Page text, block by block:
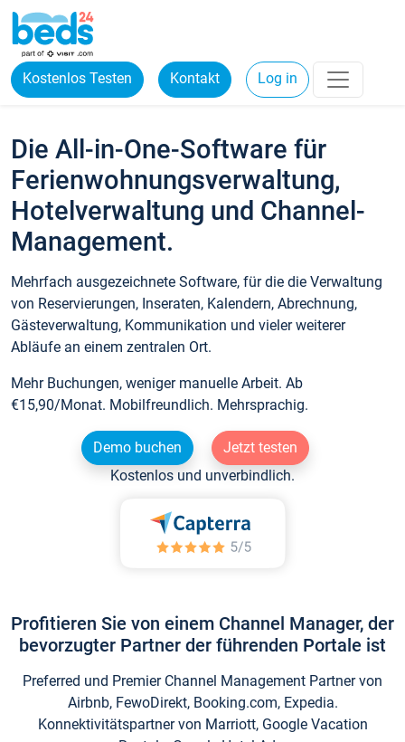
Kostenlos Testen Kontakt Log in
Die All-in-One-Software für
Ferienwohnungsverwaltung,
Hotelverwaltung und Channel-
Management.
Mehrfach ausgezeichnete Software, für die die Verwaltung
von Reservierungen, Inseraten, Kalendern, Abrechnung,
Gästeverwaltung, Kommunikation und vieler weiterer
Abläufe an einem zentralen Ort.
Mehr Buchungen, weniger manuelle Arbeit. Ab
€15,90/Monat. Mobilfreundlich. Mehrsprachig.
Demo buchen
Jetzt testen
Kostenlos und unverbindlich.
Profitieren Sie von einem Channel Manager, der
bevorzugter Partner der führenden Portale ist
Preferred und Premier Channel Management Partner von
Airbnb, FewoDirekt, Booking.com, Expedia.
Konnektivitätspartner von Marriott, Google Vacation